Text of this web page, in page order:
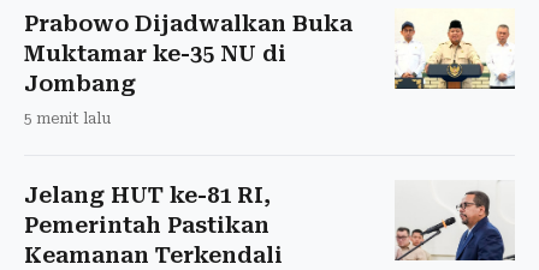
Prabowo Dijadwalkan Buka
Muktamar ke-35 NU di
Jombang
5 menit lalu
Jelang HUT ke-81 RI,
Pemerintah Pastikan
Keamanan Terkendali